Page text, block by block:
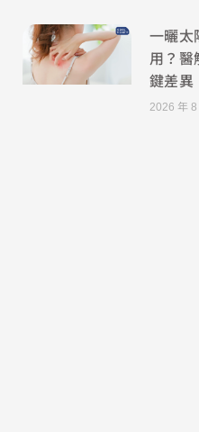
一曬太
用？
鍵差異
2026 年 8